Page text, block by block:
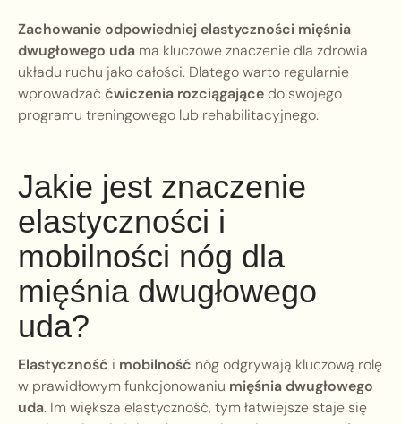
Zachowanie odpowiedniej elastyczności mięśnia
dwugłowego uda ma kluczowe znaczenie dla zdrowia
układu ruchu jako całości. Dlatego warto regularnie
wprowadzać ćwiczenia rozciągającedo swojego
programu treningowego lub rehabilitacyjnego.
Jakie jest znaczenie
elastyczności i
mobilności nóg dla
mięśnia dwugłowego
uda?
Elastyczność i mobilność nóg odgrywają kluczową rolę
w prawidłowym funkcjonowaniu mięśnia dwugłowego
uda. Im większa elastyczność, tym łatwiejsze staje się